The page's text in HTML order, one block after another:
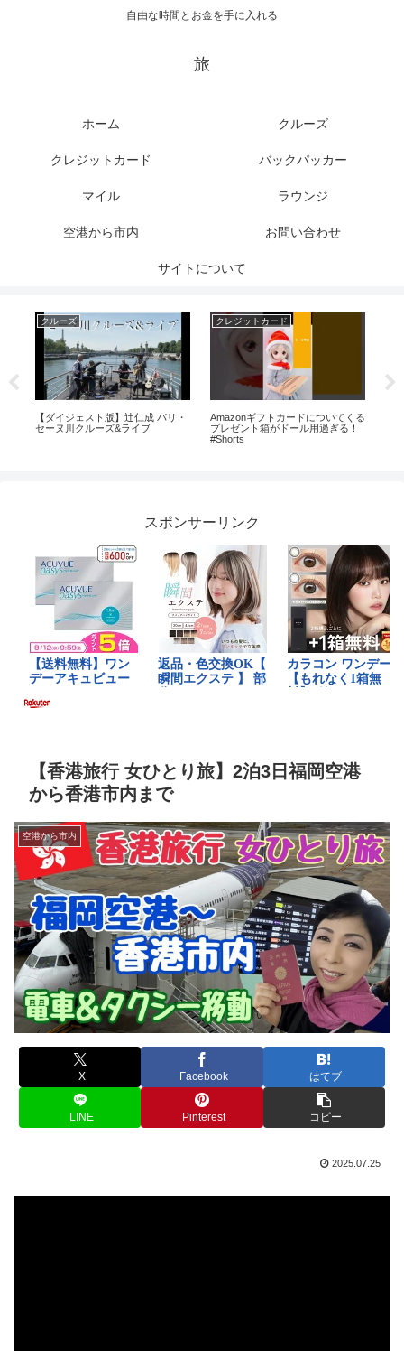
自由な時間とお金を手に入れる
旅
ホーム クルーズ
クレジットカード バックパッカー
マイル ラウンジ
空港から市内 お問い合わせ
サイトについて
クルーズ
【ダイジェスト版】辻仁成 パリ・
セーヌ川クルーズ&ライブ
クレジットカード
Amazonギフトカードについてくる
プレゼント箱がドール用過ぎる！
#Shorts
スポンサーリンク
【香港旅行 女ひとり旅】2泊3日福岡空港
から香港市内まで
空港から市内
X Facebook はてブ
LINE Pinterest コピー
2025.07.25